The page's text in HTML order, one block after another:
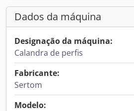
Dados da máquina
Designação da máquina:
Calandra de perfis
Fabricante:
Sertom
Modelo: